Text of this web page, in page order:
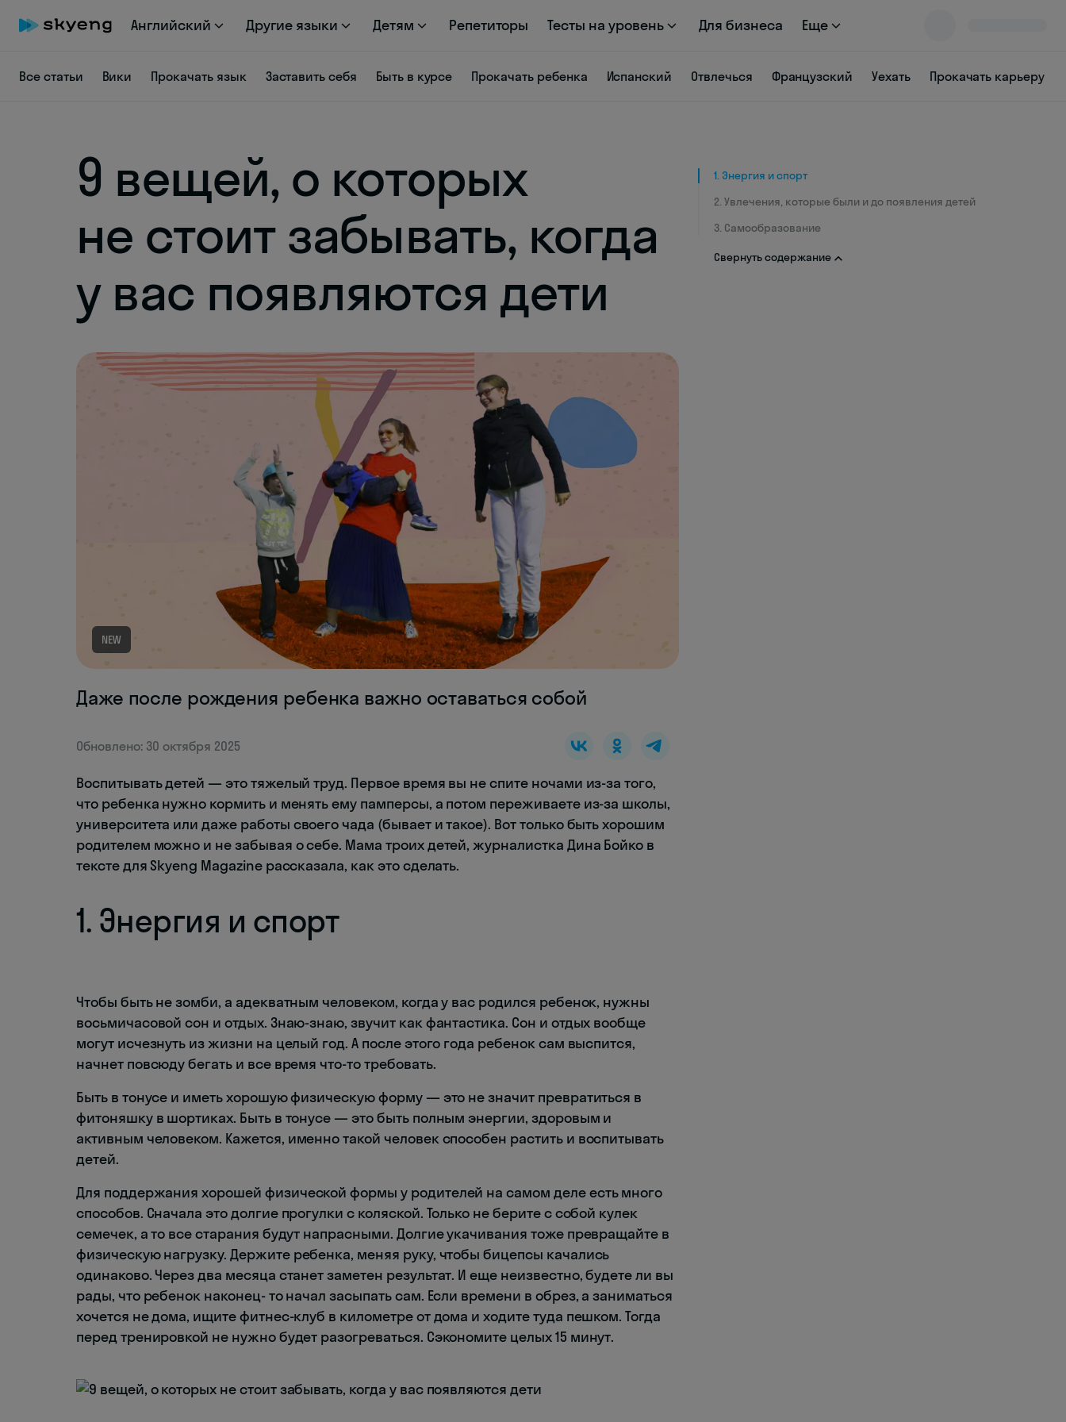
Английский Другие языки Детям Репетиторы Тесты на уровень Для бизнеса Еще
Все статьи Вики Прокачать язык Заставить себя Быть в курсе Прокачать ребенка Испанский Отвлечься Французский Уехать Прокачать карьеру
9 вещей, о которых
не стоит забывать, когда
у вас появляются дети
NEW
Даже после рождения ребенка важно оставаться собой
Обновлено: 30 октября 2025
Воспитывать детей — это тяжелый труд. Первое время вы не спите ночами из-за того,
что ребенка нужно кормить и менять ему памперсы, а потом переживаете из-за школы,
университета или даже работы своего чада (бывает и такое). Вот только быть хорошим
родителем можно и не забывая о себе. Мама троих детей, журналистка Дина Бойко в
тексте для Skyeng Magazine рассказала, как это сделать.
1. Энергия и спорт
Чтобы быть не зомби, а адекватным человеком, когда у вас родился ребенок, нужны
восьмичасовой сон и отдых. Знаю-знаю, звучит как фантастика. Сон и отдых вообще
могут исчезнуть из жизни на целый год. А после этого года ребенок сам выспится,
начнет повсюду бегать и все время что-то требовать.
Быть в тонусе и иметь хорошую физическую форму — это не значит превратиться в
фитоняшку в шортиках. Быть в тонусе — это быть полным энергии, здоровым и
активным человеком. Кажется, именно такой человек способен растить и воспитывать
детей.
Для поддержания хорошей физической формы у родителей на самом деле есть много
способов. Сначала это долгие прогулки с коляской. Только не берите с собой кулек
семечек, а то все старания будут напрасными. Долгие укачивания тоже превращайте в
физическую нагрузку. Держите ребенка, меняя руку, чтобы бицепсы качались
одинаково. Через два месяца станет заметен результат. И еще неизвестно, будете ли вы
рады, что ребенок наконец- то начал засыпать сам. Если времени в обрез, а заниматься
хочется не дома, ищите фитнес-клуб в километре от дома и ходите туда пешком. Тогда
перед тренировкой не нужно будет разогреваться. Сэкономите целых 15 минут.
1. Энергия и спорт
2. Увлечения, которые были и до появления детей
3. Самообразование
Свернуть содержание